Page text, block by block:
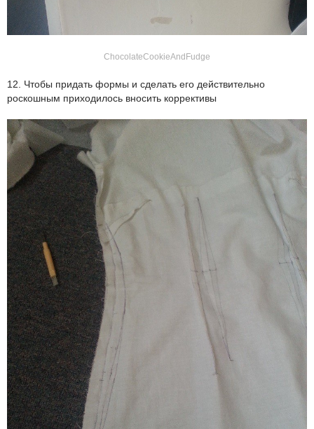
ChocolateCookieAndFudge
12. Чтобы придать формы и сделать его действительно
роскошным приходилось вносить коррективы